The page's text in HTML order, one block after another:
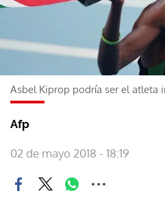
Asbel Kiprop podría ser el atleta
Afp
02 de mayo 2018 - 18:19